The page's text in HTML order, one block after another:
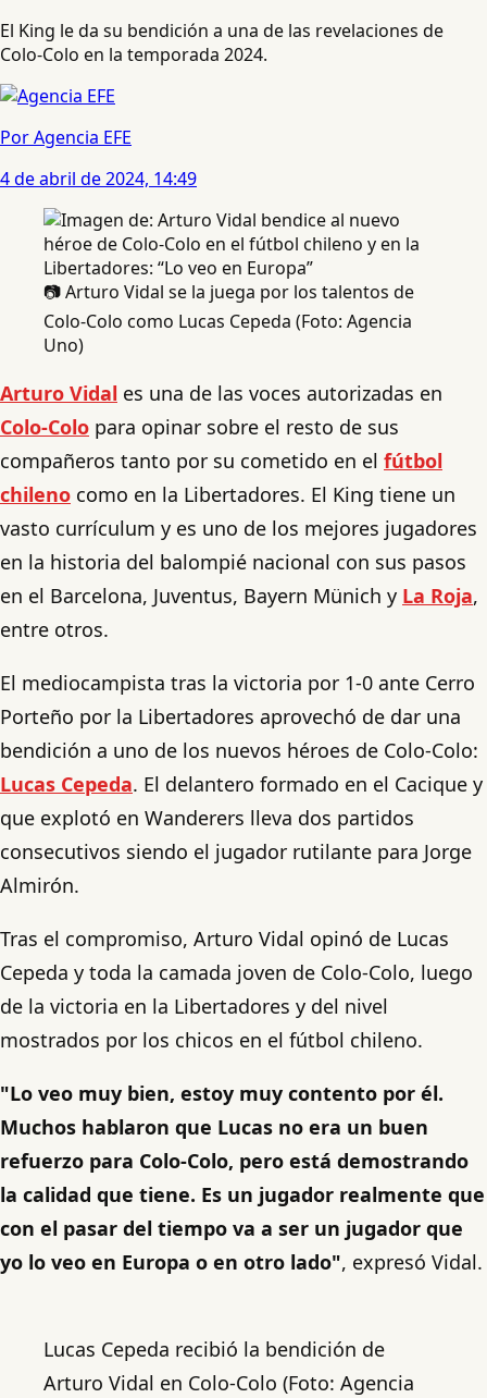
El King le da su bendición a una de las revelaciones de
Colo-Colo en la temporada 2024.
Por Agencia EFE
4 de abril de 2024, 14:49
📷 Arturo Vidal se la juega por los talentos de
Colo-Colo como Lucas Cepeda (Foto: Agencia
Uno)
Arturo Vidal es una de las voces autorizadas en
Colo-Colo para opinar sobre el resto de sus
compañeros tanto por su cometido en el fútbol
chileno como en la Libertadores. El King tiene un
vasto currículum y es uno de los mejores jugadores
en la historia del balompié nacional con sus pasos
en el Barcelona, Juventus, Bayern Münich y La Roja,
entre otros.
El mediocampista tras la victoria por 1-0 ante Cerro
Porteño por la Libertadores aprovechó de dar una
bendición a uno de los nuevos héroes de Colo-Colo:
Lucas Cepeda. El delantero formado en el Cacique y
que explotó en Wanderers lleva dos partidos
consecutivos siendo el jugador rutilante para Jorge
Almirón.
Tras el compromiso, Arturo Vidal opinó de Lucas
Cepeda y toda la camada joven de Colo-Colo, luego
de la victoria en la Libertadores y del nivel
mostrados por los chicos en el fútbol chileno.
"Lo veo muy bien, estoy muy contento por él.
Muchos hablaron que Lucas no era un buen
refuerzo para Colo-Colo, pero está demostrando
la calidad que tiene. Es un jugador realmente que
con el pasar del tiempo va a ser un jugador que
yo lo veo en Europa o en otro lado", expresó Vidal.
Lucas Cepeda recibió la bendición de
Arturo Vidal en Colo-Colo (Foto: Agencia